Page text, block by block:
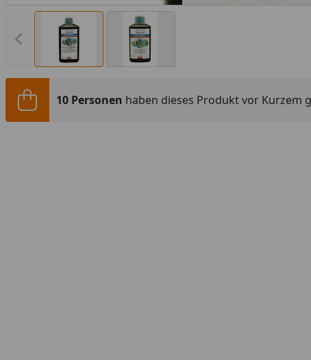
Vorheriges Bild anzeigen
10 Personen haben dieses Produkt vor Kurzem